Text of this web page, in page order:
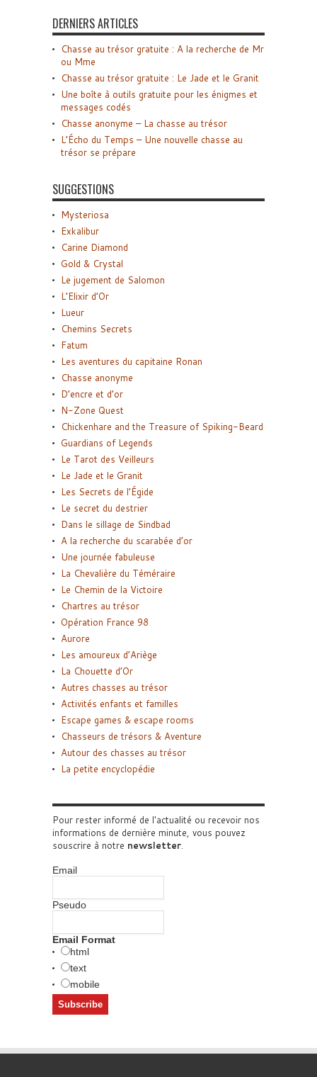
DERNIERS ARTICLES
Chasse au trésor gratuite : A la recherche de Mr
ou Mme
Chasse au trésor gratuite : Le Jade et le Granit
Une boîte à outils gratuite pour les énigmes et
messages codés
Chasse anonyme – La chasse au trésor
L’Écho du Temps – Une nouvelle chasse au
trésor se prépare
SUGGESTIONS
Mysteriosa
Exkalibur
Carine Diamond
Gold & Crystal
Le jugement de Salomon
L’Elixir d’Or
Lueur
Chemins Secrets
Fatum
Les aventures du capitaine Ronan
Chasse anonyme
D’encre et d’or
N-Zone Quest
Chickenhare and the Treasure of Spiking-Beard
Guardians of Legends
Le Tarot des Veilleurs
Le Jade et le Granit
Les Secrets de l’Égide
Le secret du destrier
Dans le sillage de Sindbad
A la recherche du scarabée d’or
Une journée fabuleuse
La Chevalière du Téméraire
Le Chemin de la Victoire
Chartres au trésor
Opération France 98
Aurore
Les amoureux d’Ariège
La Chouette d’Or
Autres chasses au trésor
Activités enfants et familles
Escape games & escape rooms
Chasseurs de trésors & Aventure
Autour des chasses au trésor
La petite encyclopédie
Pour rester informé de l'actualité ou recevoir nos
informations de dernière minute, vous pouvez
souscrire à notre newsletter
Email
Pseudo
Email Format
html
text
mobile